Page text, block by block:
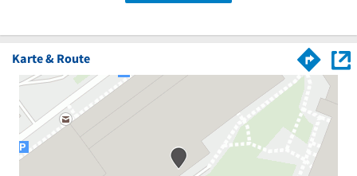
Karte & Route